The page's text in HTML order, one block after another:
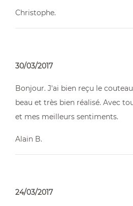
Christophe.
30/03/2017
Bonjour. J'ai bien reçu le
beau et très bien réalisé. Avec
et mes meilleurs sentiments.
Alain B.
24/03/2017